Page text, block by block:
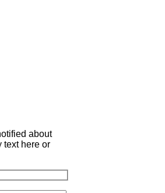
about
text here or